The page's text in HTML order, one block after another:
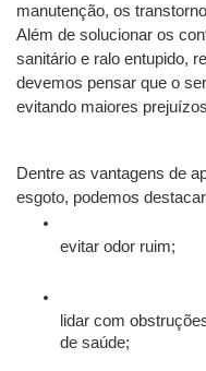
manutenção, os
Além de solucionar os
sanitário e ralo entupido,
devemos pensar que o
evitando maiores
Dentre as vantagens de
esgoto, podemos
evitar odor ruim;
lidar com
de saúde;